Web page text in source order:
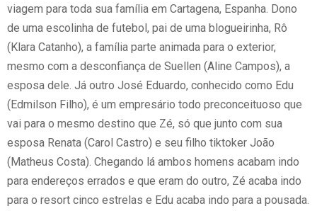
viagem para toda sua família em Cartagena, Espanha. Dono
de uma escolinha de futebol, pai de uma blogueirinha, Rô
(Klara Catanho), a família parte animada para o exterior,
mesmo com a desconfiança de Suellen (Aline Campos), a
esposa dele. Já outro José Eduardo, conhecido como Edu
(Edmilson Filho), é um empresário todo preconceituoso que
vai para o mesmo destino que Zé, só que junto com sua
esposa Renata (Carol Castro) e seu filho tiktoker João
(Matheus Costa). Chegando lá ambos homens acabam indo
para endereços errados e que eram do outro, Zé acaba indo
para o resort cinco estrelas e Edu acaba indo para a pousada.